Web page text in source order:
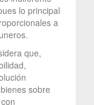
lo principal
a
que,
sobre